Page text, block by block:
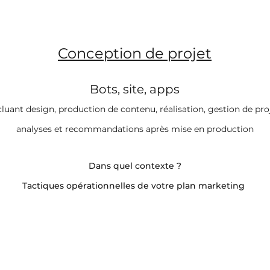
Conception de projet
Bots, site, apps
design, production de contenu, réalisation, gestion de
analyses et recommandations après mise en production
Dans quel contexte ?
Tactiques opérationnelles de votre plan marketing